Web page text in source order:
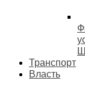
Транспорт
Власть